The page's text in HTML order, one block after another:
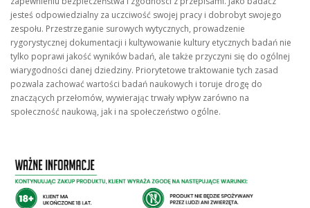
jesteś odpowiedzialny za uczciwość swojej pracy i dobrobyt swojego
zespołu. Przestrzeganie surowych wytycznych, prowadzenie
rygorystycznej dokumentacji i kultywowanie kultury etycznych badań nie
tylko poprawi jakość wyników badań, ale także przyczyni się do ogólnej
wiarygodności danej dziedziny. Priorytetowe traktowanie tych zasad
pozwala zachować wartości badań naukowych i toruje drogę do
znaczących przełomów, wywierając trwały wpływ zarówno na
społeczność naukową, jak i na społeczeństwo ogólne.